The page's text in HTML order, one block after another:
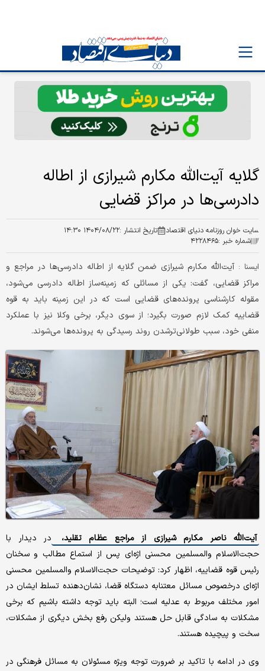
گلایه آیت‌الله مکارم شیرازی از اطاله
دادرسی‌ها در مراکز قضایی
سایت خوان روزنامه دنیای اقتصاد تاریخ انتشار :۱۴۰۴/۰۸/۲۲ ۱۴:۳۰
شماره خبر :۴۲۲۸۴۶۵
ایسنا : آیت‌الله مکارم شیرازی ضمن گلایه از اطاله دادرسی‌ها در مراجع و
مراکز قضایی، گفت: یکی از مسائلی که زمینه‌ساز اطاله دادرسی می‌شود،
مقوله کارشناسی پرونده‌های قضایی است که در این زمینه باید به قوه
قضاییه کمک لازم صورت بگیرد؛ از سوی دیگر، برخی وکلا نیز با عملکرد
منفی خود، سبب طولانی‌ترشدن روند رسیدگی به پرونده‌ها می‌شوند.
آیت‌الله ناصر مکارم شیرازی از مراجع عظام تقلید،
در دیدار با
حجت‌الاسلام والمسلمین محسنی اژه‌ای پس از استماع مطالب و سخنان
رئیس قوه قضاییه، اظهار کرد: توضیحات حجت‌الاسلام والمسلمین محسنی
اژه‌ای درخصوص مسائل معتنابه دستگاه قضا، نشان‌دهنده تسلط ایشان در
امور مختلف مربوط به عدلیه است؛ البته باید توجه داشته باشیم که برخی
مشکلات به سادگی قابل حل هستند ولیکن رفع بخش دیگری از مشکلات،
سخت و پیچیده هستند.
وی در ادامه با تاکید بر ضرورت توجه ویژه مسئولان به مسائل فرهنگی در